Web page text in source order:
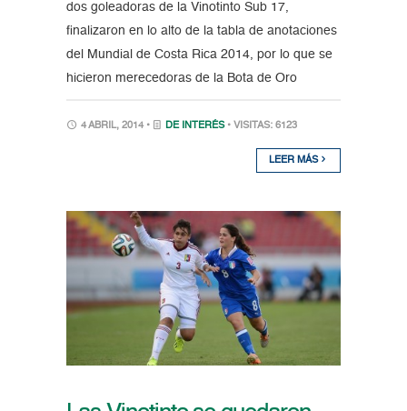
dos goleadoras de la Vinotinto Sub 17,
finalizaron en lo alto de la tabla de anotaciones
del Mundial de Costa Rica 2014, por lo que se
hicieron merecedoras de la Bota de Oro
4 ABRIL, 2014 • DE INTERÉS • VISITAS: 6123
LEER MÁS